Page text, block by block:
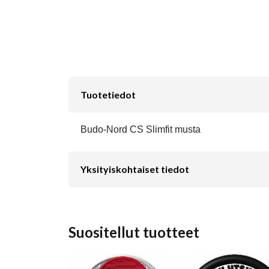
Tuotetiedot
Budo-Nord CS Slimfit musta
Yksityiskohtaiset tiedot
Suositellut tuotteet